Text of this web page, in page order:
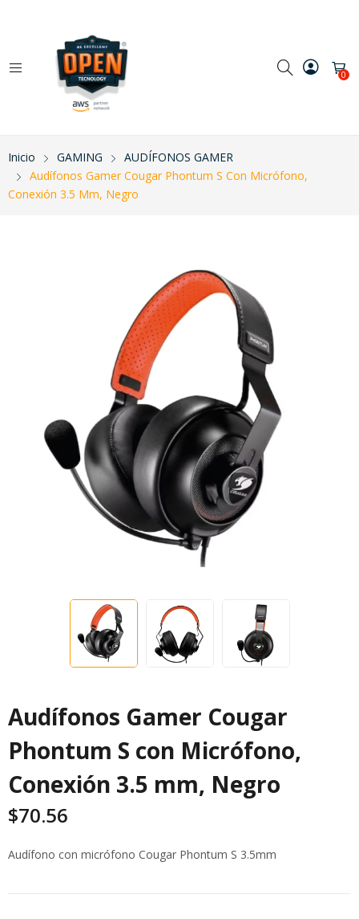
0
Inicio GAMING
AUDÍFONOS GAMER
Audífonos Gamer Cougar Phontum S Con Micrófono,
Conexión 3.5 Mm, Negro
Audífonos Gamer Cougar
Phontum S con Micrófono,
Conexión 3.5 mm, Negro
$70.56
Audífono con micrófono Cougar Phontum S 3.5mm